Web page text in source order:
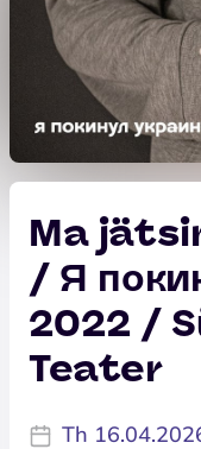
Ma
/ Я
2022 /
Teater
Th